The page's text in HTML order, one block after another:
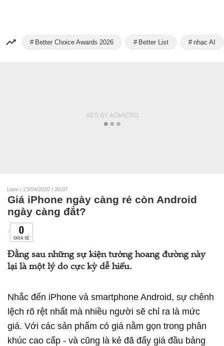
Better Choice Awards 2026 Better List nhạc AI
Liam | 23/04/2020 | 20:07
Giá iPhone ngày càng rẻ còn Android
ngày càng đắt?
0
CHIA SẺ
Đằng sau những sự kiện tưởng hoang đường này
lại là một lý do cực kỳ dễ hiểu.
Nhắc đến iPhone và smartphone Android, sự chênh
lệch rõ rệt nhất mà nhiều người sẽ chỉ ra là mức
giá. Với các sản phẩm có giá nằm gọn trong phân
khúc cao cấp - và cũng là kẻ đã đẩy giá đầu bảng